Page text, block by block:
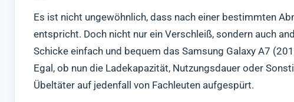
Es ist nicht ungewöhnlich, dass nach einer bestimmten
entspricht. Doch nicht nur ein Verschleiß, sondern auch
Schicke einfach und bequem das Samsung Galaxy A7
Egal, ob nun die Ladekapazität, Nutzungsdauer oder
Übeltäter auf jedenfall von Fachleuten aufgespürt.